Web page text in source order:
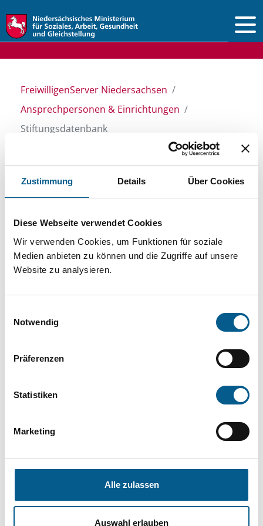
Zustimmung Details Über Cookies
Diese Webseite verwendet Cookies
Wir verwenden Cookies, um Funktionen für soziale
Medien anbieten zu können und die Zugriffe auf unsere
Website zu analysieren.
Notwendig
Präferenzen
Statistiken
Marketing
Alle zulassen
Auswahl erlauben
FreiwilligenServer Niedersachsen
Ansprechpersonen & Einrichtungen
Stiftungsdatenbank
Stiftungsdatenbank
Recherchieren Sie in unserer
Stiftungsdatenbank nach Themen, Kategorien,
Suchbegriffen und Orten. Bei der Suche bitte
die Groß- und Kleinschreibung beachten.
können durch die Wahl von Bereichen oder
Kategorien verfeinert werden.
Suchen
Kategorie: Hilfsbedürftige Menschen
Kategorie: Denkmalschutz
Kategorie: Heimatpflege
Kategorie: Gesundheitswesen